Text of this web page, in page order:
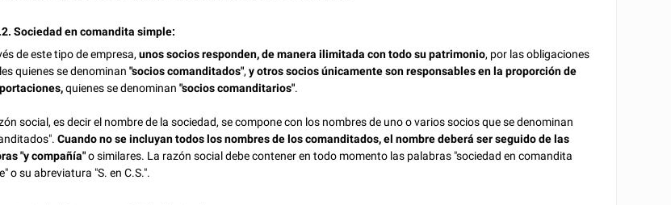
Sociedad en comandita simple:
de este tipo de empresa,unos socios responden, de manera ilimitada con todo su patrimonio, por las obligaciones
quienes se denominan"socios comanditados",y otros socios únicamente son responsables en la proporción de
quienes se denominan"socios comanditarios".
social, es decir el nombre de la sociedad, se compone con los nombres de uno o varios socios que se denominan
Cuando no se incluyan todos los nombres de los comanditados, el nombre deberá ser seguido de las
"y compañía"o similares. La razón social debe contener en todo momento las palabras "sociedad en comandita
o su abreviatura "S. en C.S.".